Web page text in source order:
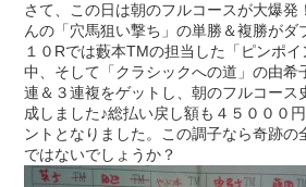
さて、この日は朝のフルコースが大爆発
んの「穴馬狙い撃ち」の単勝＆複勝がダ
１０Rでは藪本TMの担当した「ピンポ
中、そして「クラシックへの道」の由希
連＆３連複をゲットし、朝のフルコース
成しました♪総払い戻し額も４５０００
ントとなりました。この調子なら奇跡の
ではないでしょうか？